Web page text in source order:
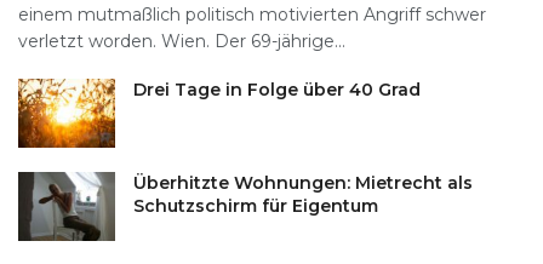
einem mutmaßlich politisch motivierten Angriff schwer
verletzt worden. Wien. Der 69-jährige...
Drei Tage in Folge über 40 Grad
Überhitzte Wohnungen: Mietrecht als
Schutzschirm für Eigentum